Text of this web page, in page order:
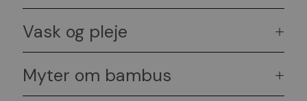
Vask og pleje +
Myter om bambus +